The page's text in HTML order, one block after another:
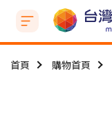
首頁 購物首頁